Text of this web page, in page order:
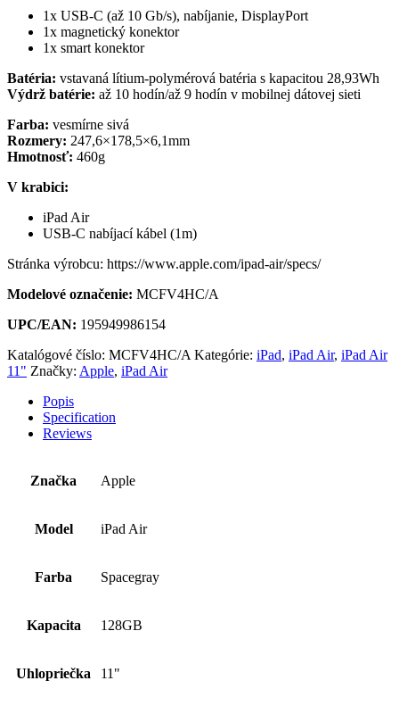
1x USB-C (až 10 Gb/s), nabíjanie, DisplayPort
1x magnetický konektor
1x smart konektor
Batéria: vstavaná lítium-polymérová batéria s kapacitou 28,93Wh
Výdrž batérie: až 10 hodín/až 9 hodín v mobilnej dátovej sieti
Farba: vesmírne sivá
Rozmery: 247,6×178,5×6,1mm
Hmotnosť: 460g
V krabici:
iPad Air
USB-C nabíjací kábel (1m)
Stránka výrobcu: https://www.apple.com/ipad-air/specs/
Modelové označenie: MCFV4HC/A
UPC/EAN: 195949986154
Katalógové číslo: MCFV4HC/A Kategórie: iPad, iPad Air, iPad Air
11" Značky: Apple, iPad Air
Popis
Specification
Reviews
Značka Apple
Model iPad Air
Farba Spacegray
Kapacita 128GB
Uhlopriečka 11"